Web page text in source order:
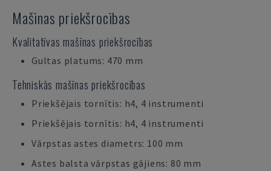
Mašīnas priekšrocības
Kvalitatīvas mašīnas priekšrocības
Gultas platums: 470 mm
Tehniskās mašīnas priekšrocības
Priekšējais tornītis: h4, 4 instrumenti
Priekšējais tornītis: h4, 4 instrumenti
Vārpstas astes diametrs: 100 mm
Astes balsta vārpstas gājiens: 80 mm